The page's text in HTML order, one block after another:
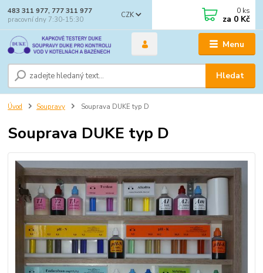
Menu
CZK
Hledat
483 311 977, 777 311 977
pracovní dny 7:30-15:30
0 ks
za 0 Kč
Úvod Soupravy Souprava DUKE typ D
Souprava DUKE typ D